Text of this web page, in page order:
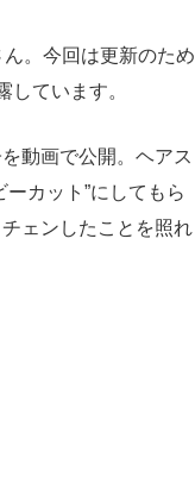
。今回は更新のため
ています。
動画で公開。ヘアス
カット”にしてもら
ェンしたことを照れ